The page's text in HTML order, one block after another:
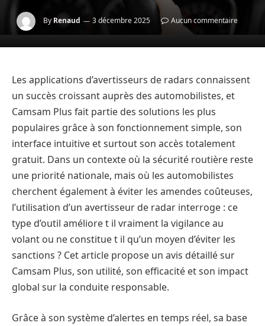
By Renaud 3 décembre 2025 Aucun commentaire
Les applications d’avertisseurs de radars connaissent
un succès croissant auprès des automobilistes, et
Camsam Plus fait partie des solutions les plus
populaires grâce à son fonctionnement simple, son
interface intuitive et surtout son accès totalement
gratuit. Dans un contexte où la sécurité routière reste
une priorité nationale, mais où les automobilistes
cherchent également à éviter les amendes coûteuses,
l’utilisation d’un avertisseur de radar interroge : ce
type d’outil améliore t il vraiment la vigilance au
volant ou ne constitue t il qu’un moyen d’éviter les
sanctions ? Cet article propose un avis détaillé sur
Camsam Plus, son utilité, son efficacité et son impact
global sur la conduite responsable.
Grâce à son système d’alertes en temps réel, sa base